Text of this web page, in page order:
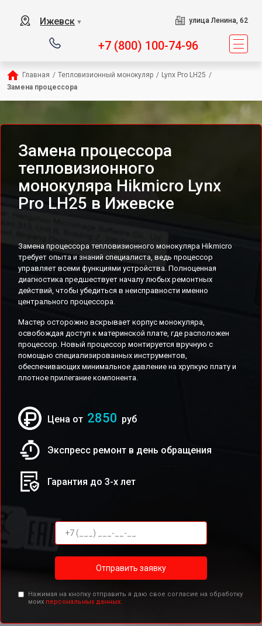
Ижевск ▼ улица Ленина, 62
+7 (800) 100-74-96
Главная / Тепловизионный монокуляр / Lynx Pro LH25 /
Замена процессора
Замена процессора
тепловизионного
монокуляра Hikmicro Lynx
Pro LH25 в Ижевске
Замена процессора тепловизионного монокуляра Hikmicro
требует опыта и знаний специалиста, ведь процессор
управляет всеми функциями устройства. Полноценная
диагностика предшествует началу любых ремонтных
действий, чтобы убедиться в неисправности именно
центрального процессора.
Мастер осторожно вскрывает корпус монокуляра,
освобождая доступ к материнской плате, где расположен
процессор. Новый процессор монтируется вручную с
помощью специализированных инструментов,
обеспечивающих минимальное давление на хрупкую плату и
плотное прилегание компонента.
Цена от 2850 руб
Экспресс ремонт в день обращения
Гарантия до 3-х лет
Отправить заявку
Нажимая на кнопку отправить я даю свое согласие на обработку
моих персональных данных.